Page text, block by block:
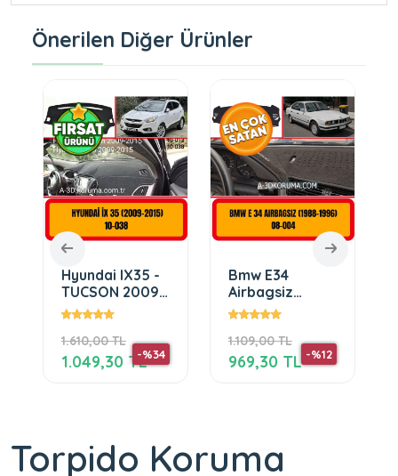
Önerilen Diğer Ürünler
Hyundai IX35 -
TUCSON 2009-
2015
1.610,00 TL
-%34
1.049,30 TL
Bmw E34
Airbagsiz
(1988-1996) Ön
Gögüs Panel
Torpido
Koruma
Koruyucu
1.109,00 TL
-%12
969,30 TL
Torpido Koruma